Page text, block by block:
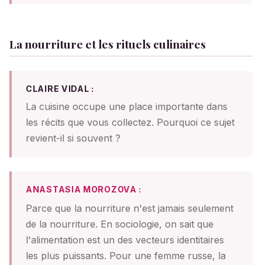
La nourriture et les rituels culinaires
CLAIRE VIDAL :
La cuisine occupe une place importante dans
les récits que vous collectez. Pourquoi ce sujet
revient-il si souvent ?
ANASTASIA MOROZOVA :
Parce que la nourriture n'est jamais seulement
de la nourriture. En sociologie, on sait que
l'alimentation est un des vecteurs identitaires
les plus puissants. Pour une femme russe, la